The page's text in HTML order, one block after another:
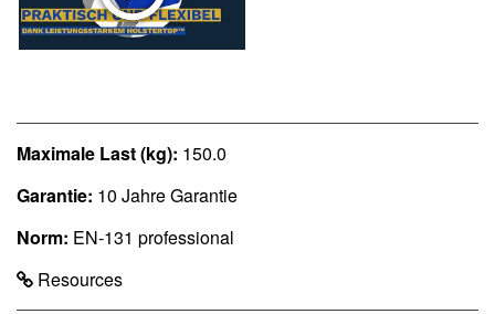
Maximale Last (kg): 150.0
Garantie: 10 Jahre Garantie
Norm: EN-131 professional
Resources